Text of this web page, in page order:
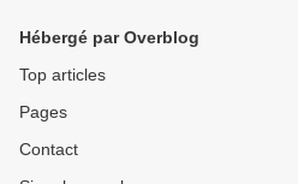
Hébergé par Overblog
Top articles
Pages
Contact